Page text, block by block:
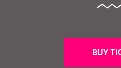
BUY